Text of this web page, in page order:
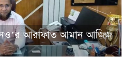
আরাফাত আমান আজিজ